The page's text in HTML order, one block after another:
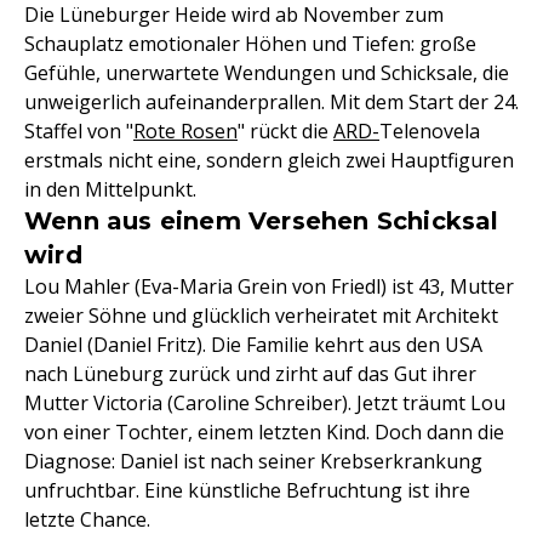
Die Lüneburger Heide wird ab November zum
Schauplatz emotionaler Höhen und Tiefen: große
Gefühle, unerwartete Wendungen und Schicksale, die
unweigerlich aufeinanderprallen. Mit dem Start der 24.
Staffel von "Rote Rosen" rückt die ARD-Telenovela
erstmals nicht eine, sondern gleich zwei Hauptfiguren
in den Mittelpunkt.
Wenn aus einem Versehen Schicksal
wird
Lou Mahler (Eva-Maria Grein von Friedl) ist 43, Mutter
zweier Söhne und glücklich verheiratet mit Architekt
Daniel (Daniel Fritz). Die Familie kehrt aus den USA
nach Lüneburg zurück und zirht auf das Gut ihrer
Mutter Victoria (Caroline Schreiber). Jetzt träumt Lou
von einer Tochter, einem letzten Kind. Doch dann die
Diagnose: Daniel ist nach seiner Krebserkrankung
unfruchtbar. Eine künstliche Befruchtung ist ihre
letzte Chance.